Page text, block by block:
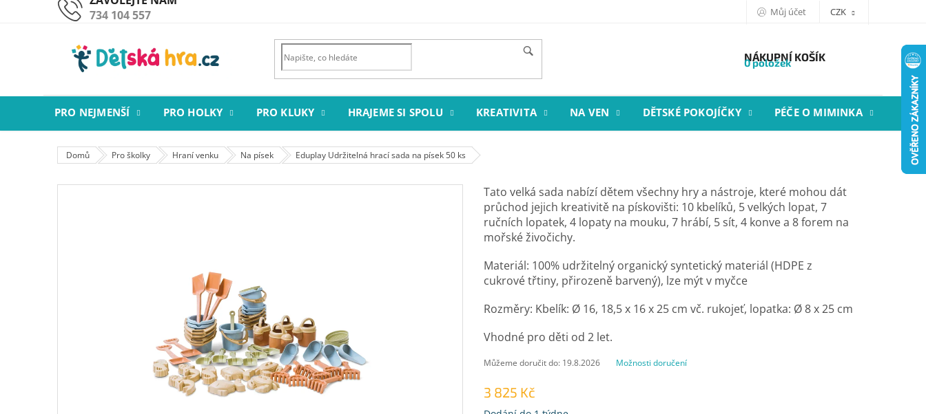
734 104 557 Můj účet CZK
NÁKUPNÍ KOŠÍK
0 položek
PRO NEJMENŠÍ PRO HOLKY PRO KLUKY HRAJEME SI SPOLU KREATIVITA NA VEN DĚTSKÉ POKOJÍČKY PÉČE O MIMINKA
Domů Pro školky Hraní venku Na písek Eduplay Udržitelná hrací sada na písek 50 ks
3 825 Kč
Můžeme doručit do: 19.8.2026 Možnosti doručení
Tato velká sada nabízí dětem všechny hry a nástroje, které mohou dát
průchod jejich kreativitě na pískovišti: 10 kbelíků, 5 velkých lopat, 7
ručních lopatek, 4 lopaty na mouku, 7 hrábí, 5 sít, 4 konve a 8 forem na
mořské živočichy.
Materiál: 100% udržitelný organický syntetický materiál (HDPE z
cukrové třtiny, přirozeně barvený), lze mýt v myčce
Rozměry: Kbelík: Ø 16, 18,5 x 16 x 25 cm vč. rukojeť, lopatka: Ø 8 x 25 cm
Vhodné pro děti od 2 let.